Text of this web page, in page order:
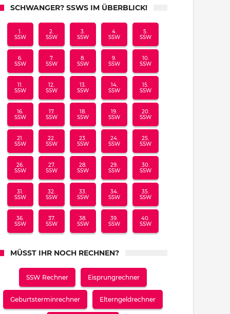
SCHWANGER? SSWS IM ÜBERBLICK!
1.
SSW
2.
SSW
3.
SSW
4.
SSW
5.
SSW
6.
SSW
7.
SSW
8.
SSW
9.
SSW
10.
SSW
11.
SSW
12.
SSW
13.
SSW
14.
SSW
15.
SSW
16.
SSW
17.
SSW
18.
SSW
19.
SSW
20.
SSW
21.
SSW
22.
SSW
23.
SSW
24.
SSW
25.
SSW
26.
SSW
27.
SSW
28.
SSW
29.
SSW
30.
SSW
31.
SSW
32.
SSW
33.
SSW
34.
SSW
35.
SSW
36.
SSW
37.
SSW
38.
SSW
39.
SSW
40.
SSW
MÜSST IHR NOCH RECHNEN?
SSW Rechner Eisprungrechner
Geburtsterminrechner Elterngeldrechner